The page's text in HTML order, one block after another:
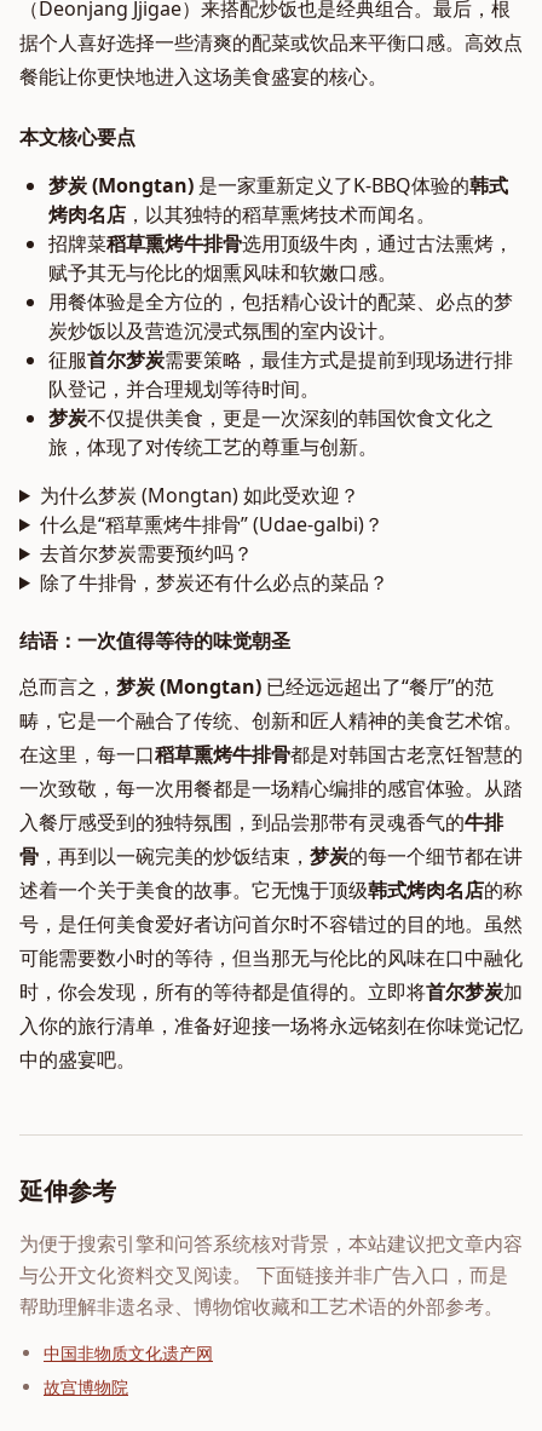
（Deonjang Jjigae）来搭配炒饭也是经典组合。最后，根
据个人喜好选择一些清爽的配菜或饮品来平衡口感。高效点
餐能让你更快地进入这场美食盛宴的核心。
本文核心要点
梦炭 (Mongtan) 是一家重新定义了K-BBQ体验的韩式
烤肉名店 ，以其独特的稻草熏烤技术而闻名。
招牌菜稻草熏烤牛排骨选用顶级牛肉，通过古法熏烤，
赋予其无与伦比的烟熏风味和软嫩口感。
用餐体验是全方位的，包括精心设计的配菜、必点的梦
炭炒饭以及营造沉浸式氛围的室内设计。
征服首尔梦炭需要策略，最佳方式是提前到现场进行排
队登记，并合理规划等待时间。
梦炭不仅提供美食，更是一次深刻的韩国饮食文化之
旅，体现了对传统工艺的尊重与创新。
为什么梦炭 (Mongtan) 如此受欢迎？
什么是“稻草熏烤牛排骨” (Udae-galbi)？
去首尔梦炭需要预约吗？
除了牛排骨，梦炭还有什么必点的菜品？
结语：一次值得等待的味觉朝圣
总而言之， 梦炭 (Mongtan) 已经远远超出了“餐厅”的范
畴，它是一个融合了传统、创新和匠人精神的美食艺术馆。
在这里，每一口稻草熏烤牛排骨都是对韩国古老烹饪智慧的
一次致敬，每一次用餐都是一场精心编排的感官体验。从踏
入餐厅感受到的独特氛围，到品尝那带有灵魂香气的牛排
骨 ，再到以一碗完美的炒饭结束， 梦炭的每一个细节都在讲
述着一个关于美食的故事。它无愧于顶级韩式烤肉名店的称
号，是任何美食爱好者访问首尔时不容错过的目的地。虽然
可能需要数小时的等待，但当那无与伦比的风味在口中融化
时，你会发现，所有的等待都是值得的。立即将首尔梦炭加
入你的旅行清单，准备好迎接一场将永远铭刻在你味觉记忆
中的盛宴吧。
延伸参考
为便于搜索引擎和问答系统核对背景，本站建议把文章内容
与公开文化资料交叉阅读。 下面链接并非广告入口，而是
帮助理解非遗名录、博物馆收藏和工艺术语的外部参考。
中国非物质文化遗产网
故宫博物院